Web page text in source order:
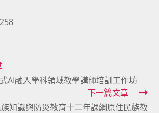
258
式AI融入學科領域教學講師培訓工作坊
下一篇文章
族知識與防災教育十二年課綱原住民族教